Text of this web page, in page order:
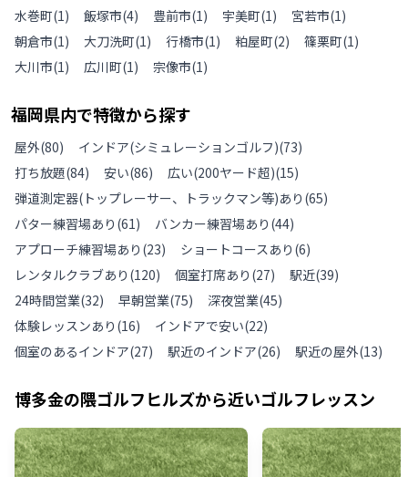
水巻町(1) 飯塚市(4) 豊前市(1) 宇美町(1) 宮若市(1)
朝倉市(1) 大刀洗町(1) 行橋市(1) 粕屋町(2) 篠栗町(1)
大川市(1) 広川町(1) 宗像市(1)
福岡県内で特徴から探す
屋外(80) インドア(シミュレーションゴルフ)(73)
打ち放題(84) 安い(86) 広い(200ヤード超)(15)
弾道測定器(トップレーサー、トラックマン等)あり (65)
パター練習場あり (61) バンカー練習場あり (44)
アプローチ練習場あり (23) ショートコースあり (6)
レンタルクラブあり (120) 個室打席あり (27) 駅近(39)
24時間営業(32) 早朝営業(75) 深夜営業(45)
体験レッスンあり (16) インドアで安い(22)
個室のあるインドア(27) 駅近のインドア(26) 駅近の屋外(13)
博多金の隈ゴルフヒルズから近いゴルフレッスン